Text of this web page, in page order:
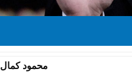
محمود كمال